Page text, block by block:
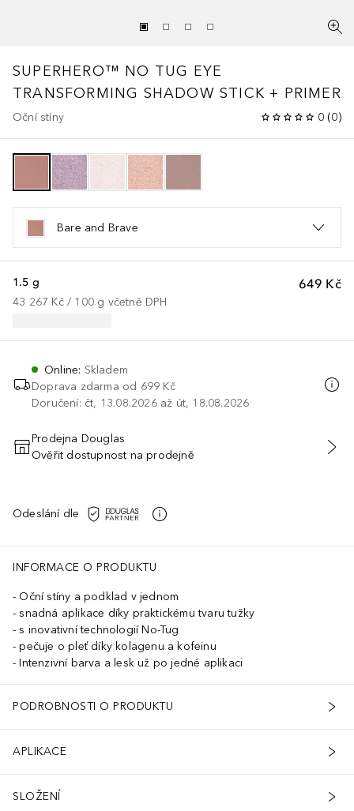
SUPERHERO™ NO TUG EYE
TRANSFORMING SHADOW STICK + PRIMER
Oční stíny 0 (0)
Bare and Brave
649 Kč
1.5 g
43 267 Kč / 100 g včetně DPH
Online: Skladem
Doprava zdarma od 699 Kč
Doručení: čt, 13.08.2026 až út, 18.08.2026
PŘIDAT DO KOŠÍKU
Prodejna Douglas
Ověřit dostupnost na prodejně
Odeslání dle
INFORMACE O PRODUKTU
Oční stíny a podklad v jednom
snadná aplikace díky praktickému tvaru tužky
s inovativní technologií No-Tug
pečuje o pleť díky kolagenu a kofeinu
Intenzivní barva a lesk už po jedné aplikaci
PODROBNOSTI O PRODUKTU
APLIKACE
SLOŽENÍ